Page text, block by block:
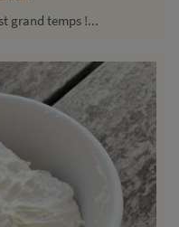
grand temps !...